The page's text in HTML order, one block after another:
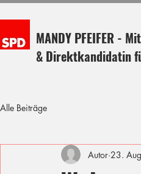
MANDY PFEIFER -
& Direktkandidatin
Alle Beiträge
Autor 23.